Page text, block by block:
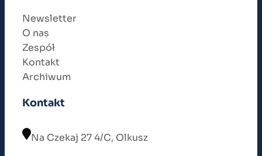
Newsletter
O nas
Zespół
Kontakt
Archiwum
Kontakt
Na Czekaj 27 4/C, Olkusz